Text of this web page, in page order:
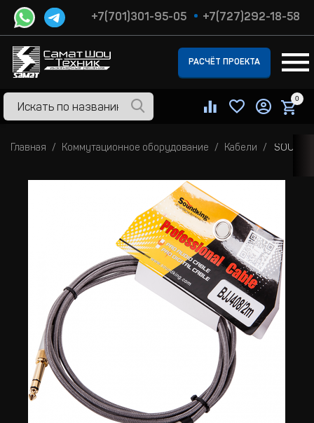
+7(701)301-95-05 +7(727)292-18-58
РАСЧЁТ ПРОЕКТА
0
Главная Коммутационное оборудование Кабели